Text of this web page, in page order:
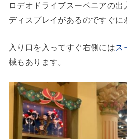
ロデオドライブスーベニアの
ディスプレイがあるのですぐに
入り口を入ってすぐ右側にはス
械もあります。